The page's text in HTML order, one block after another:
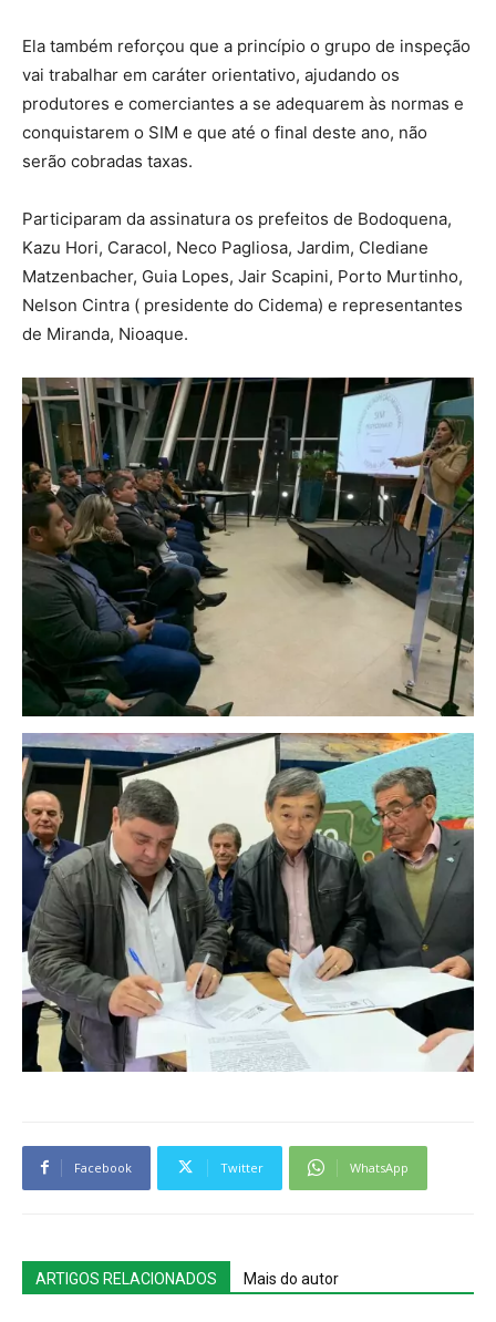
Ela também reforçou que a princípio o grupo de inspeção
vai trabalhar em caráter orientativo, ajudando os
produtores e comerciantes a se adequarem às normas e
conquistarem o SIM e que até o final deste ano, não
serão cobradas taxas.
Participaram da assinatura os prefeitos de Bodoquena,
Kazu Hori, Caracol, Neco Pagliosa, Jardim, Clediane
Matzenbacher, Guia Lopes, Jair Scapini, Porto Murtinho,
Nelson Cintra ( presidente do Cidema) e representantes
de Miranda, Nioaque.
Facebook Twitter WhatsApp
ARTIGOS RELACIONADOS Mais do autor